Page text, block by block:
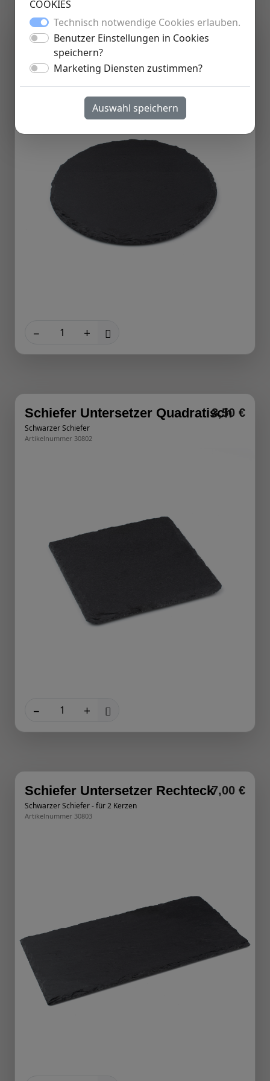
Schiefer Untersetzer Rund
Schwarzer Schiefer
Artikelnummer 30801
− +
Schiefer Untersetzer Quadratisch
Schwarzer Schiefer
Artikelnummer 30802
3,50 €
− +
Schiefer Untersetzer Rechteck
Schwarzer Schiefer - für 2 Kerzen
Artikelnummer 30803
7,00 €
COOKIES
Technisch notwendige Cookies erlauben.
Benutzer Einstellungen in Cookies
speichern?
Marketing Diensten zustimmen?
Auswahl speichern